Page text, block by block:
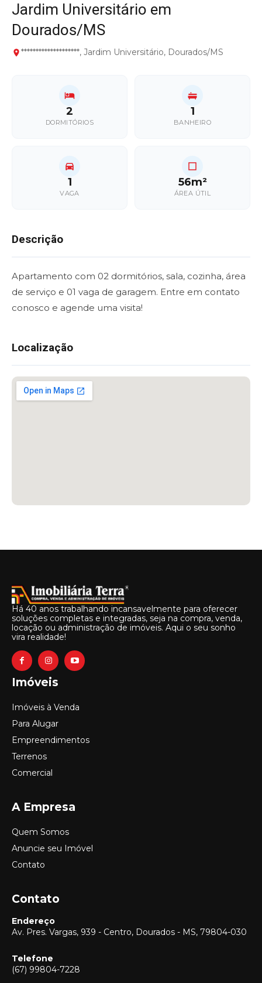
Jardim Universitário em
Dourados/MS
********************, Jardim Universitário, Dourados/MS
2
DORMITÓRIOS
1
BANHEIRO
1
VAGA
56m²
ÁREA ÚTIL
Descrição
Apartamento com 02 dormitórios, sala, cozinha, área
de serviço e 01 vaga de garagem. Entre em contato
conosco e agende uma visita!
Localização
Há 40 anos trabalhando incansavelmente para oferecer
soluções completas e integradas, seja na compra, venda,
locação ou administração de imóveis. Aqui o seu sonho
vira realidade!
Imóveis
Imóveis à Venda
Para Alugar
Empreendimentos
Terrenos
Comercial
A Empresa
Quem Somos
Anuncie seu Imóvel
Contato
Contato
Endereço
Av. Pres. Vargas, 939 - Centro, Dourados - MS, 79804-030
Telefone
(67) 99804-7228